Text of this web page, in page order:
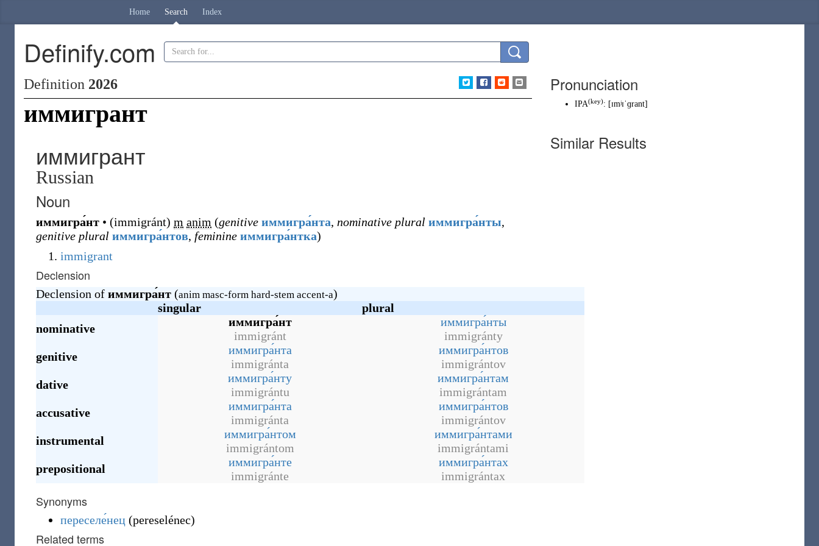
Home Search Index
Definify.com
Definition 2026
иммигрант
иммигрант
Russian
Noun
иммигра́нт • (immigránt) m anim (genitive иммигра́нта, nominative plural иммигра́нты,
genitive plural иммигра́нтов, feminine иммигра́нтка)
immigrant
Declension
Declension of иммигра́нт (anim masc-form hard-stem accent-a)
singular
plural
nominative
иммигра́нт
immigránt
иммигра́нты
immigránty
genitive
иммигра́нта
immigránta
иммигра́нтов
immigrántov
dative
иммигра́нту
immigrántu
иммигра́нтам
immigrántam
accusative
иммигра́нта
immigránta
иммигра́нтов
immigrántov
instrumental
иммигра́нтом
immigrántom
иммигра́нтами
immigrántami
prepositional
иммигра́нте
immigránte
иммигра́нтах
immigrántax
Synonyms
переселе́нец (pereselénec)
Related terms
Pronunciation
IPA(key): [ɪmʲɪˈɡrant]
Similar Results